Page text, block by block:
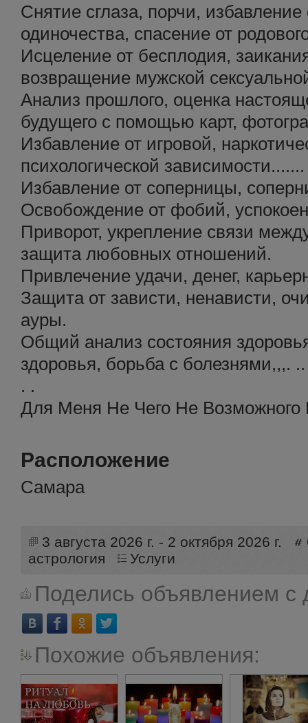
Снятие сглаза, порчи,
одиночества, спасение от
Исцеление от бесплодия,
возвращение мужской
Анализ прошлого, оценка
будущего с помощью карт,
Избавление от игровой,
психологической зависимости.......
Избавление от соперницы,
Освобождение от фобий,
Приворот, укрепление связи
защита любовных отношений.
Привлечение удачи, денег,
Защита от зависти, ненависти,
ауры.
Общий анализ состояния
здоровья, борьба с болезнями,,,.
. .
Для Меня Не Чего Не Возможного
Расположение
Самара
3 августа 2026 г. - 2 октября 2026 г.
астрология
Услуги
Поделись объявлением с
Похожие объявления: